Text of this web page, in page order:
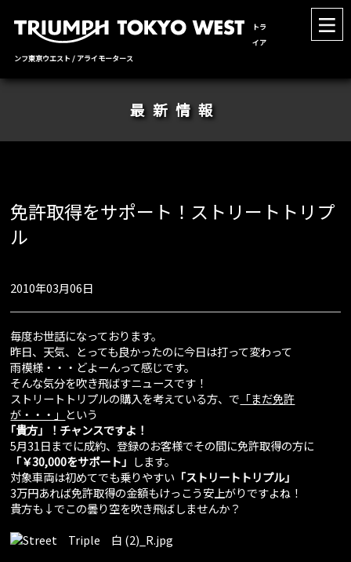
トラ
イア
ンフ東京ウエスト / アライモータース
最新情報
免許取得をサポート！ストリートトリプ
ル
2010年03月06日
毎度お世話になっております。
昨日、天気、とっても良かったのに今日は打って変わって
雨模様・・・どよーんって感じです。
そんな気分を吹き飛ばすニュースです！
ストリートトリプルの購入を考えている方、で 「まだ免許
が・・・」 という
｢貴方」！チャンスですよ！
5月31日までに成約、登録のお客様でその間に免許取得の方に
「￥30,000をサポート」 します。
対象車両は初めてでも乗りやすい 「ストリートトリプル」
3万円あれば免許取得の金額もけっこう安上がりですよね！
貴方も↓でこの曇り空を吹き飛ばしませんか？